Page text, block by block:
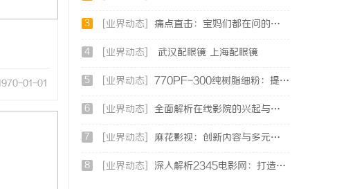
01-01
3 [业界动态] 痛点直击：宝妈们都在问的“绿色环保母婴纸巾”到底怎么选？
4 [业界动态] 武汉配眼镜 上海配眼镜
5 [业界动态] 770PF-300纯树脂细粉：提升塑料制品性能的新选择
6 [业界动态] 全面解析在线影院的兴起与未来发展趋势探讨
7 [业界动态] 麻花影视：创新内容与多元化发展的影视新势力
8 [业界动态] 深入解析2345电影网：打造优质影视资源的平台优势与功能详解